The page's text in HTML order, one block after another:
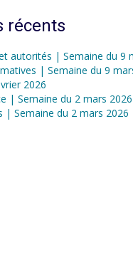
récents
autorités | Semaine du 9
| Semaine du 9
2026
| Semaine du 2 mars 2026
| Semaine du 2 mars 2026